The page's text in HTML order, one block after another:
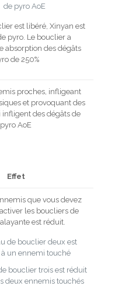
de pyro AoE
est libéré, Xinyan est
pyro. Le bouclier a
absorption des dégâts
de 250%
proches, infligeant
et provoquant des
infligent des dégâts de
pyro AoE
Effet
que vous devez
les boucliers de
est réduit.
de bouclier deux est
un ennemi touché
bouclier trois est réduit
deux ennemis touchés